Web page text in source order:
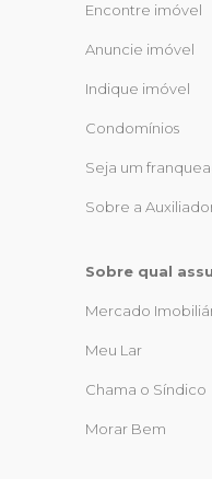
Encontre imóvel
Anuncie imóvel
Indique imóvel
Condomínios
Seja um
Sobre a
Sobre qual
Mercado
Meu Lar
Chama o Síndico
Morar Bem